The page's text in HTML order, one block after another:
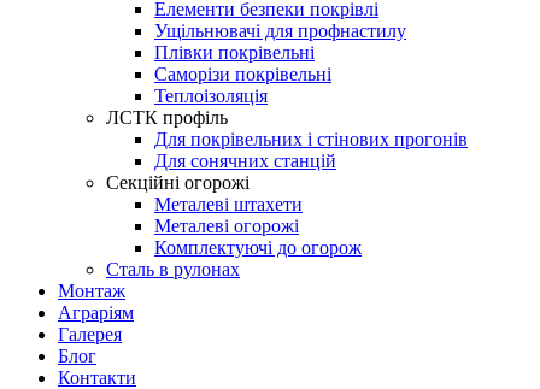
Елементи безпеки покрівлі
Ущільнювачі для профнастилу
Плівки покрівельні
Саморізи покрівельні
Теплоізоляція
ЛСТК профіль
Для покрівельних і стінових прогонів
Для сонячних станцій
Секційні огорожі
Металеві штахети
Металеві огорожі
Комплектуючі до огорож
Сталь в рулонах
Монтаж
Аграріям
Галерея
Блог
Контакти